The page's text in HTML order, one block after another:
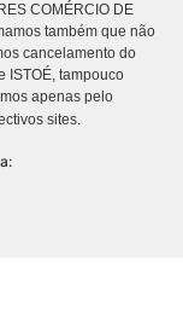
COMÉRCIO DE
também que não
cancelamento do
ISTOÉ, tampouco
apenas pelo
sites.